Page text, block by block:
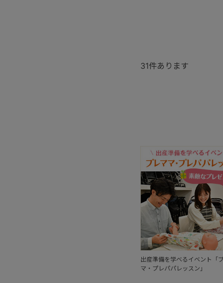
31件あります
出産準備を学べるイベント「
マ・プレパパレッスン」